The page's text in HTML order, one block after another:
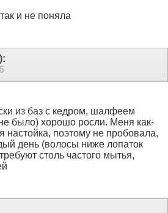
и не поняла
из баз с кедром, шалфеем
было) хорошо росли. Меня как-
настойка, поэтому не пробовала,
день (волосы ниже лопаток
столь частого мытья,